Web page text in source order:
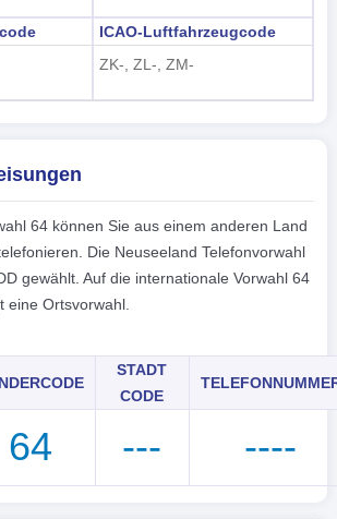
ICAO-Luftfahrzeugcode
ZK-, ZL-, ZM-
64 können Sie aus einem anderen Land
Die Neuseeland Telefonvorwahl
gewählt. Auf die internationale Vorwahl 64
eine Ortsvorwahl.
STADT
CODE
64 --- ----